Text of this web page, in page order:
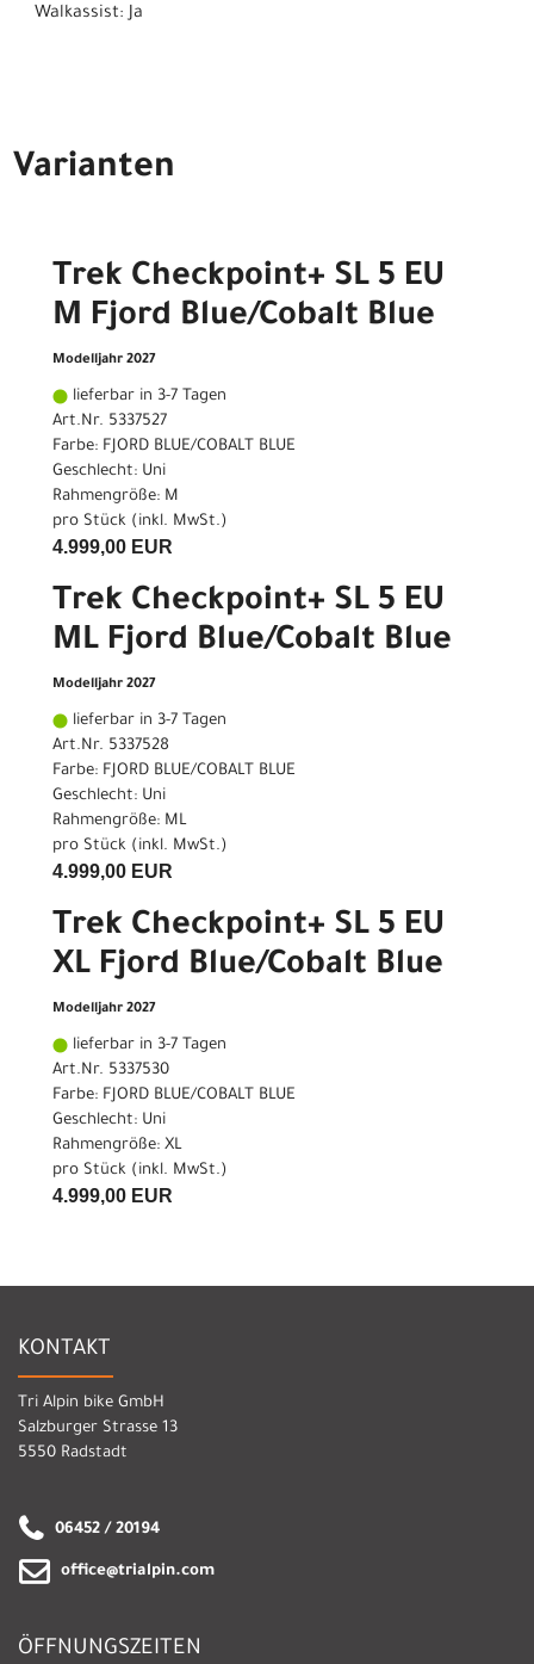
Walkassist: Ja
Varianten
Trek Checkpoint+ SL 5 EU
M Fjord Blue/Cobalt Blue
Modelljahr 2027
lieferbar in 3-7 Tagen
Art.Nr. 5337527
Farbe: FJORD BLUE/COBALT BLUE
Geschlecht: Uni
Rahmengröße: M
pro Stück (inkl. MwSt.)
4.999,00 EUR
Trek Checkpoint+ SL 5 EU
ML Fjord Blue/Cobalt Blue
Modelljahr 2027
lieferbar in 3-7 Tagen
Art.Nr. 5337528
Farbe: FJORD BLUE/COBALT BLUE
Geschlecht: Uni
Rahmengröße: ML
pro Stück (inkl. MwSt.)
4.999,00 EUR
Trek Checkpoint+ SL 5 EU
XL Fjord Blue/Cobalt Blue
Modelljahr 2027
lieferbar in 3-7 Tagen
Art.Nr. 5337530
Farbe: FJORD BLUE/COBALT BLUE
Geschlecht: Uni
Rahmengröße: XL
pro Stück (inkl. MwSt.)
4.999,00 EUR
KONTAKT
Tri Alpin bike GmbH
Salzburger Strasse 13
5550 Radstadt
06452 / 20194
office@trialpin.com
ÖFFNUNGSZEITEN